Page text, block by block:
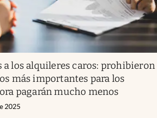
a los alquileres caros: prohibieron
más importantes para los
pagarán mucho menos
2025